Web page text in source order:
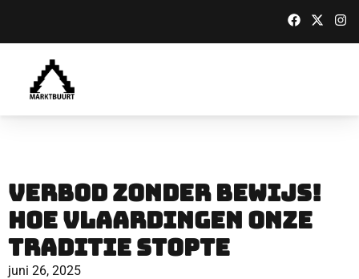
Verbod zonder bewijs!
Hoe Vlaardingen onze
traditie stopte
juni 26, 2025